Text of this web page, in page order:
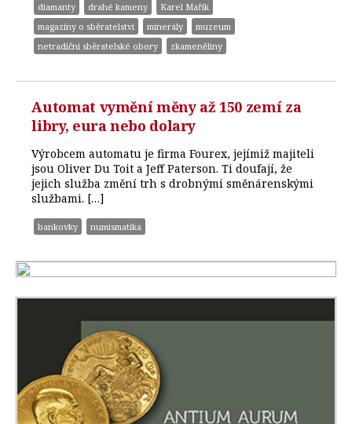
diamanty drahé kameny
Karel Mařík
magazíny o sběratelství
minerály
muzeum
netradiční sběratelské obory
zkameněliny
Automat vymění měny až 150 zemí za
libry, eura nebo dolary
Výrobcem automatu je firma Fourex, jejímiž majiteli
jsou Oliver Du Toit a Jeff Paterson. Ti doufají, že
jejich služba změní trh s drobnými směnárenskými
službami. […]
bankovky numismatika